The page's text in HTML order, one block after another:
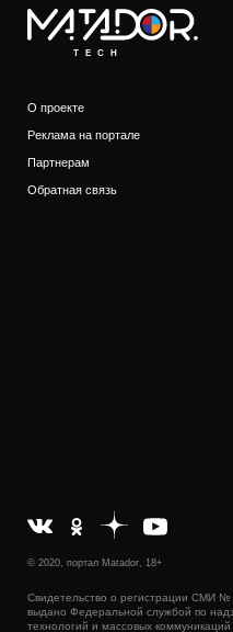
TECH
О проекте
Реклама на портале
Партнерам
Обратная связь
© 2020, портал Matador, 18+
Свидетельство о регистрации СМИ
выдано Федеральной службой по
технологий и массовых коммуникаций